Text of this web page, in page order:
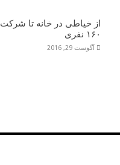
از خیاطی در خانه تا شرکت
۱۶۰ نفری
آگوست 29, 2016